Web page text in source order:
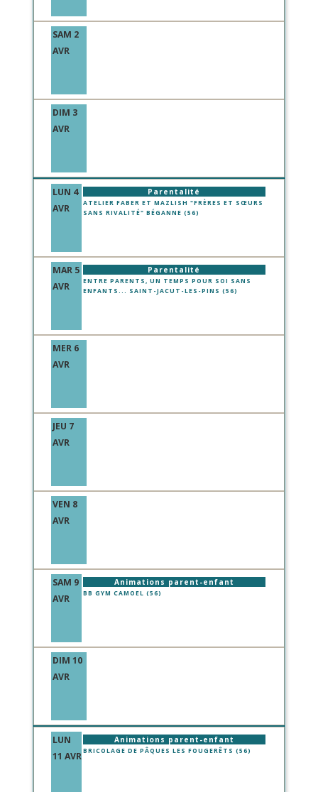
SAM 2
AVR
DIM 3
AVR
LUN 4
AVR
Parentalité
ATELIER FABER ET MAZLISH "FRÈRES ET SŒURS
SANS RIVALITÉ" BÉGANNE (56)
MAR 5
AVR
Parentalité
ENTRE PARENTS, UN TEMPS POUR SOI SANS
ENFANTS... SAINT-JACUT-LES-PINS (56)
MER 6
AVR
JEU 7
AVR
VEN 8
AVR
SAM 9
AVR
Animations parent-enfant
BB GYM CAMOEL (56)
DIM 10
AVR
LUN
11 AVR
Animations parent-enfant
BRICOLAGE DE PÂQUES LES FOUGERÊTS (56)